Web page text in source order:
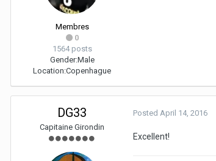
Membres
0
1564 posts
Gender:Male
Location:Copenhague
DG33
Capitaine Girondin
Posted April 14, 2016
Excellent!